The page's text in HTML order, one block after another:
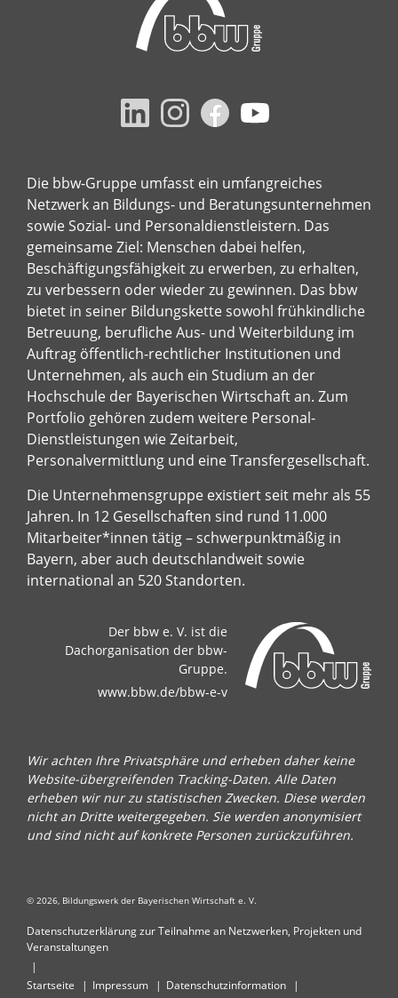
Die bbw-Gruppe umfasst ein umfangreiches
Netzwerk an Bildungs- und Beratungsunternehmen
sowie Sozial- und Personaldienstleistern. Das
gemeinsame Ziel: Menschen dabei helfen,
Beschäftigungsfähigkeit zu erwerben, zu erhalten,
zu verbessern oder wieder zu gewinnen. Das bbw
bietet in seiner Bildungskette sowohl frühkindliche
Betreuung, berufliche Aus- und Weiterbildung im
Auftrag öffentlich-rechtlicher Institutionen und
Unternehmen, als auch ein Studium an der
Hochschule der Bayerischen Wirtschaft an. Zum
Portfolio gehören zudem weitere Personal-
Dienstleistungen wie Zeitarbeit,
Personalvermittlung und eine Transfergesellschaft.
Die Unternehmensgruppe existiert seit mehr als 55
Jahren. In 12 Gesellschaften sind rund 11.000
Mitarbeiter*innen tätig – schwerpunktmäßig in
Bayern, aber auch deutschlandweit sowie
international an 520 Standorten.
Der bbw e. V. ist die
Dachorganisation der bbw-
Gruppe.
www.bbw.de/bbw-e-v
Wir achten Ihre Privatsphäre und erheben daher keine
Website-übergreifenden Tracking-Daten. Alle Daten
erheben wir nur zu statistischen Zwecken. Diese werden
nicht an Dritte weitergegeben. Sie werden anonymisiert
und sind nicht auf konkrete Personen zurückzuführen.
© 2026, Bildungswerk der Bayerischen Wirtschaft e. V.
Datenschutzerklärung zur Teilnahme an Netzwerken, Projekten und
Veranstaltungen
Startseite Impressum Datenschutzinformation